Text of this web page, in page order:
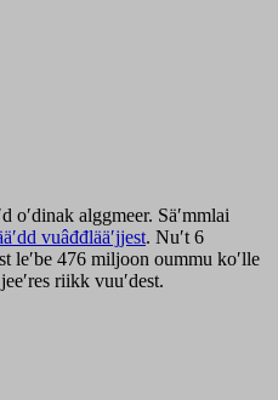
oʹdinak alggmeer. Säʹmmlai
vuâđđlääʹjjest. Nuʹt 6
leʹbe 476 miljoon oummu koʹlle
riikk vuuʹdest.